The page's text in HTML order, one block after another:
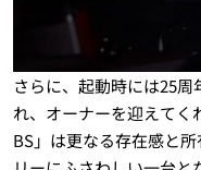
さらに、起動時には25
れ、オーナーを迎えてく
BS」は更なる存在感と